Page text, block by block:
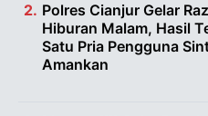
Polres Cianjur Gelar
Hiburan Malam, Hasil
Satu Pria Pengguna
Amankan